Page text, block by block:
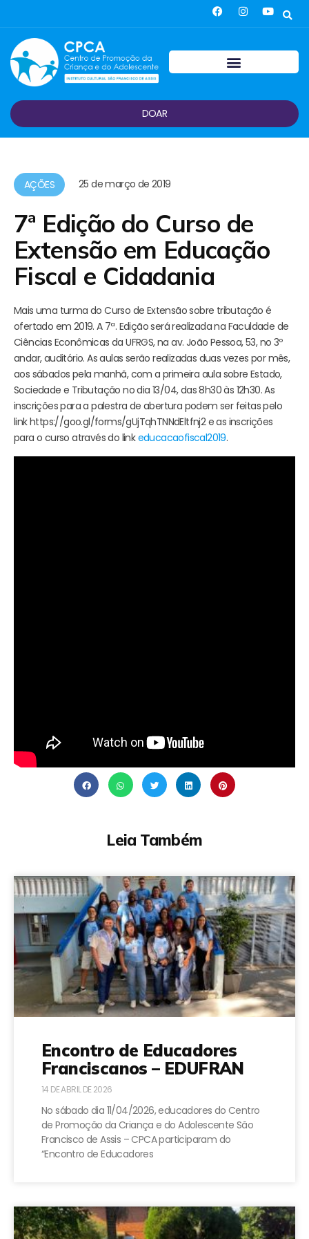
DOAR
AÇÕES 25 de março de 2019
7ª Edição do Curso de
Extensão em Educação
Fiscal e Cidadania
Mais uma turma do Curso de Extensão sobre tributação é
ofertado em 2019. A 7ª. Edição será realizada na Faculdade de
Ciências Econômicas da UFRGS, na av. João Pessoa, 53, no 3º
andar, auditório. As aulas serão realizadas duas vezes por mês,
aos sábados pela manhã, com a primeira aula sobre Estado,
Sociedade e Tributação no dia 13/04, das 8h30 às 12h30. As
inscrições para a palestra de abertura podem ser feitas pelo
link https://goo.gl/forms/gUjTqhTNNdEltfnj2 e as inscrições
para o curso através do linkeducacaofiscal2019.
Leia Também
Encontro de Educadores
Franciscanos – EDUFRAN
14 DE ABRIL DE 2026
No sábado dia 11/04/2026, educadores do Centro
de Promoção da Criança e do Adolescente São
Francisco de Assis – CPCA participaram do
“Encontro de Educadores